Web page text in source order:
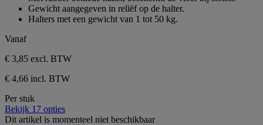
Gewicht aangegeven in reliëf op de halter.
Halters met een gewicht van 1 tot 50 kg.
Vanaf
€ 3,85 excl. BTW
€ 4,66 incl. BTW
Per stuk
Bekijk 17 opties
Dit artikel is momenteel niet beschikbaar